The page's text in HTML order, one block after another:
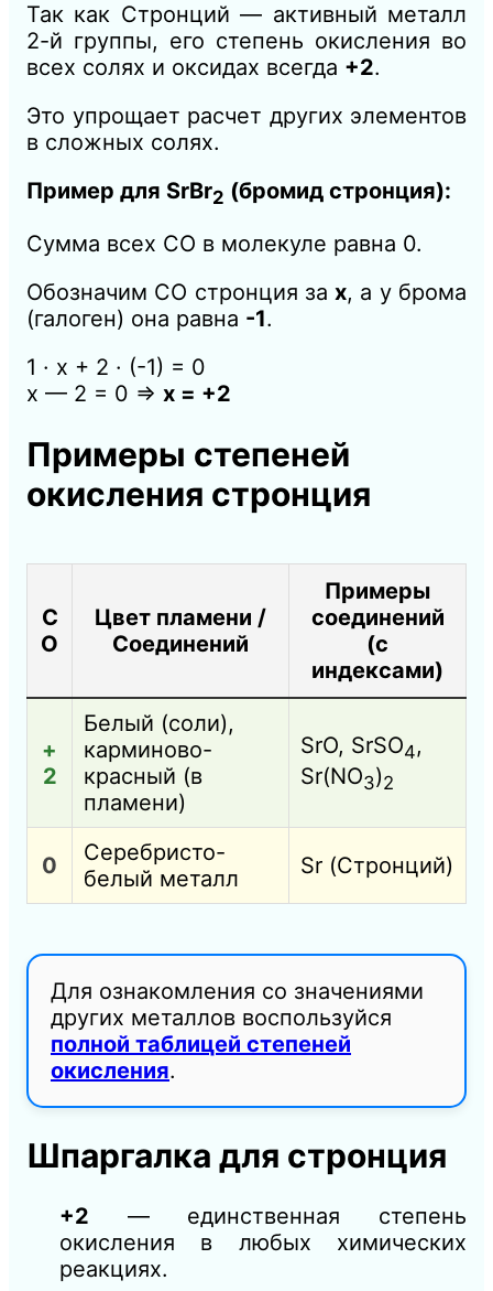
Так как Стронций — активный металл
2-й группы, его степень окисления во
всех солях и оксидах всегда +2.
Это упрощает расчет других элементов
в сложных солях.
Пример для SrBr2 (бромид стронция):
Сумма всех СО в молекуле равна 0.
Обозначим СО стронция заx, а у брома
(галоген) она равна -1.
1 · x + 2 · (-1) = 0
x — 2 = 0 ⇒ x = +2
Примеры степеней
окисления стронция
С
О
Цвет пламени /
Соединений
Примеры
соединений
(с
индексами)
+
2
Белый (соли),
карминово-
красный (в
пламени)
SrO, SrSO4,
Sr(NO3)2
0
Серебристо-
белый металл
Sr (Стронций)
Для ознакомления со значениями
других металлов воспользуйся
полной таблицей степеней
окисления.
Шпаргалка для стронция
+2 — единственная степень
окисления в любых химических
реакциях.